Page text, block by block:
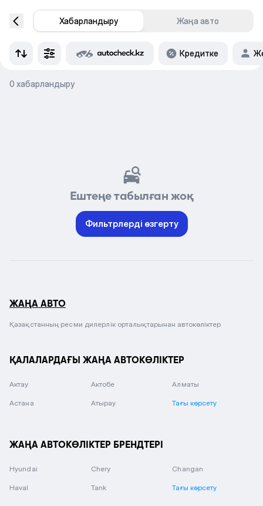
Хабарландыру Жаңа авто
Кредитке
0 хабарландыру
Ештеңе табылған жоқ
Фильтрлерді өзгерту
ЖАҢА АВТО
Қазақстанның ресми дилерлік орталықтарынан автокөліктер
ҚАЛАЛАРДАҒЫ ЖАҢА АВТОКӨЛІКТЕР
Актау Актобе Алматы
Астана Атырау Тағы көрсету
ЖАҢА АВТОКӨЛІКТЕР БРЕНДТЕРІ
Hyundai Chery Changan
Haval Tank Тағы көрсету